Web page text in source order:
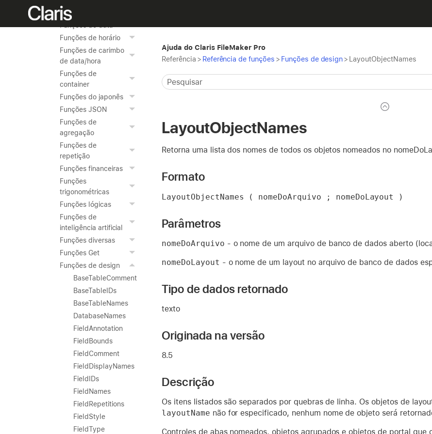
Funções de número
Funções de horário
Funções de carimbo
de data/hora
Funções de
container
Funções do japonês
Funções JSON
Funções de
agregação
Funções de
repetição
Funções financeiras
Funções
trigonométricas
Funções lógicas
Funções de
inteligência artificial
Funções diversas
Funções Get
Funções de design
BaseTableComment
BaseTableIDs
BaseTableNames
DatabaseNames
FieldAnnotation
FieldBounds
FieldComment
FieldDisplayNames
FieldIDs
FieldNames
FieldRepetitions
FieldStyle
FieldType
Ajuda do Claris FileMaker Pro
Referência > Referência de funções > Funções de design> LayoutObjectNames
LayoutObjectNames
Retorna uma lista dos nomes de todos os objetos nomeados no
Formato
LayoutObjectNames ( nomeDoArquivo ; nomeDoLayout )
Parâmetros
nomeDoArquivo - o nome de um arquivo de banco de dados aberto
nomeDoLayout - o nome de um layout no arquivo de banco de dados
Tipo de dados retornado
texto
Originada na versão
8.5
Descrição
Os itens listados são separados por quebras de linha. Os objetos de
layoutName não for especificado, nenhum nome de objeto será
Controles de abas nomeados, objetos agrupados e objetos de portal que